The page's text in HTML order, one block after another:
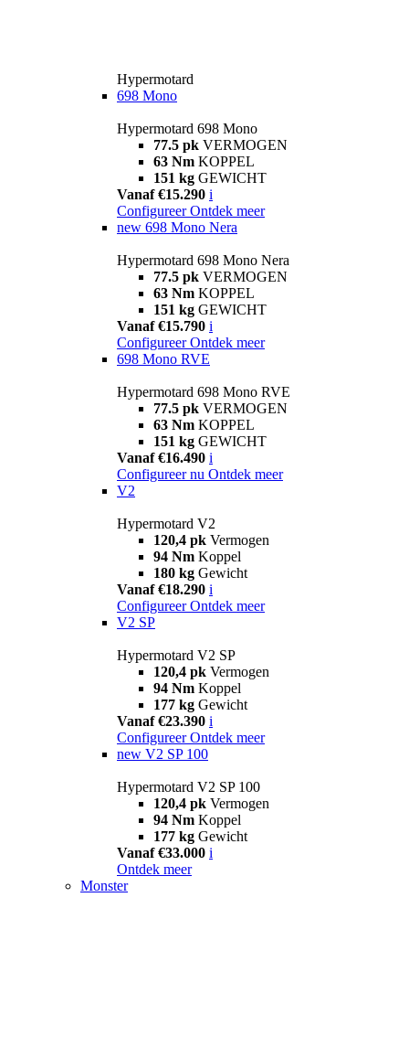
Hypermotard
698 Mono
Hypermotard 698 Mono
77.5 pk VERMOGEN
63 Nm KOPPEL
151 kg GEWICHT
Vanaf €15.290 i
Configureer Ontdek meer
new 698 Mono Nera
Hypermotard 698 Mono Nera
77.5 pk VERMOGEN
63 Nm KOPPEL
151 kg GEWICHT
Vanaf €15.790 i
Configureer Ontdek meer
698 Mono RVE
Hypermotard 698 Mono RVE
77.5 pk VERMOGEN
63 Nm KOPPEL
151 kg GEWICHT
Vanaf €16.490 i
Configureer nu Ontdek meer
V2
Hypermotard V2
120,4 pk Vermogen
94 Nm Koppel
180 kg Gewicht
Vanaf €18.290 i
Configureer Ontdek meer
V2 SP
Hypermotard V2 SP
120,4 pk Vermogen
94 Nm Koppel
177 kg Gewicht
Vanaf €23.390 i
Configureer Ontdek meer
new V2 SP 100
Hypermotard V2 SP 100
120,4 pk Vermogen
94 Nm Koppel
177 kg Gewicht
Vanaf €33.000 i
Ontdek meer
Monster